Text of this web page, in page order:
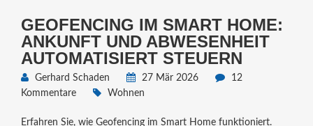
GEOFENCING IM SMART HOME:
ANKUNFT UND ABWESENHEIT
AUTOMATISIERT STEUERN
Gerhard Schaden 27 Mär 2026
12
Kommentare
Wohnen
Erfahren Sie, wie Geofencing im Smart Home funktioniert.